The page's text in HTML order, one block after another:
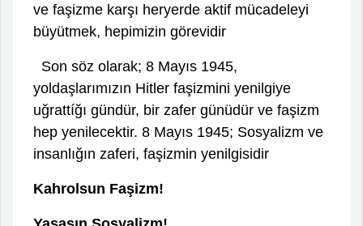
ve faşizme karşı heryerde aktif mücadeleyi
büyütmek, hepimizin görevidir
Son söz olarak; 8 Mayıs 1945,
yoldaşlarımızın Hitler faşizmini yenilgiye
uğrattíğı gündür, bir zafer günüdür ve faşizm
hep yenilecektir. 8 Mayıs 1945; Sosyalizm ve
insanlığın zaferi, faşizmin yenilgisidir
Kahrolsun Faşizm!